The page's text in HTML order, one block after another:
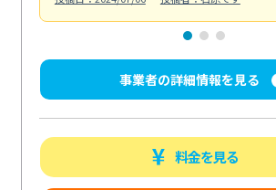
事業者の詳細情報を見る
料金を見る